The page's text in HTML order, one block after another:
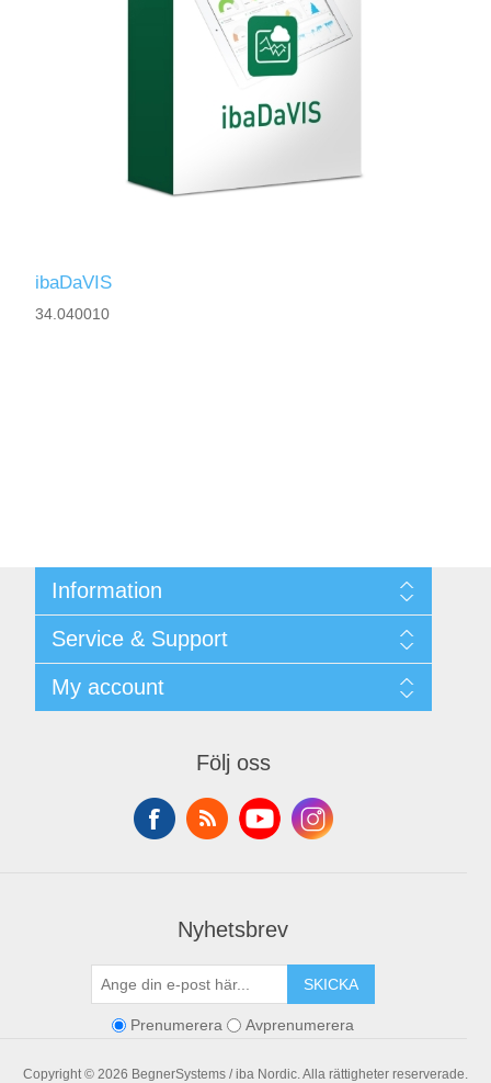
ibaDaVIS
34.040010
Information
Shipping & returns
Integritetspolicy
Terms & Conditions
Begner Machines & Mechanical Systems
Service & Support
Downloads
My account
Följ oss
Nyhetsbrev
SKICKA
Prenumerera Avprenumerera
Copyright © 2026 BegnerSystems / iba Nordic. Alla rättigheter reserverade.